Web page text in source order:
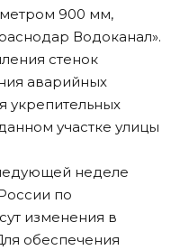
900 мм,
Водоканал».
стенок
аварийных
укрепительных
участке улицы
неделе
по
изменения в
обеспечения